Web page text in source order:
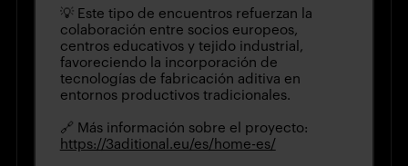
💡 Este tipo de encuentros refuerzan la
colaboración entre socios europeos,
centros educativos y tejido industrial,
favoreciendo la incorporación de
tecnologías de fabricación aditiva en
entornos productivos tradicionales.
🔗 Más información sobre el proyecto:
https://3aditional.eu/es/home-es/